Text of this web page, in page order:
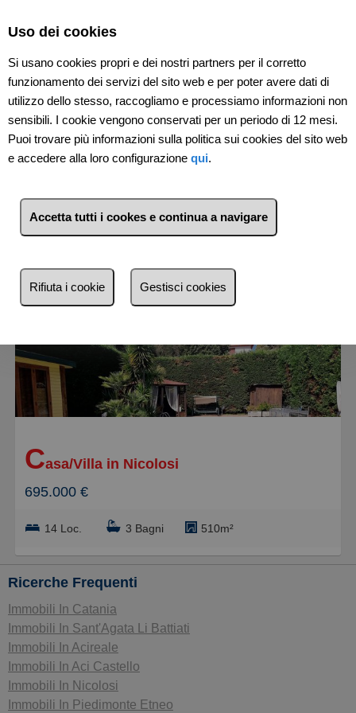
Nicolosi (Catania)
Lista Mappa
Più recente
Più recente
Economici
più cari
più piccoli
più grandi
Casa/Villa in Nicolosi
695.000 €
14 Loc. 3 Bagni 510m²
Ricerche Frequenti
Immobili In Catania
Immobili In Sant'Agata Li Battiati
Immobili In Acireale
Immobili In Aci Castello
Immobili In Nicolosi
Immobili In Piedimonte Etneo
Uso dei cookies
Si usano cookies propri e dei nostri partners per il corretto
funzionamento dei servizi del sito web e per poter avere dati di
utilizzo dello stesso, raccogliamo e processiamo informazioni non
sensibili. I cookie vengono conservati per un periodo di 12 mesi.
Puoi trovare più informazioni sulla politica sui cookies del sito web
e accedere alla loro configurazione qui.
Accetta tutti i cookes e continua a navigare
Rifiuta i cookie Gestisci cookies